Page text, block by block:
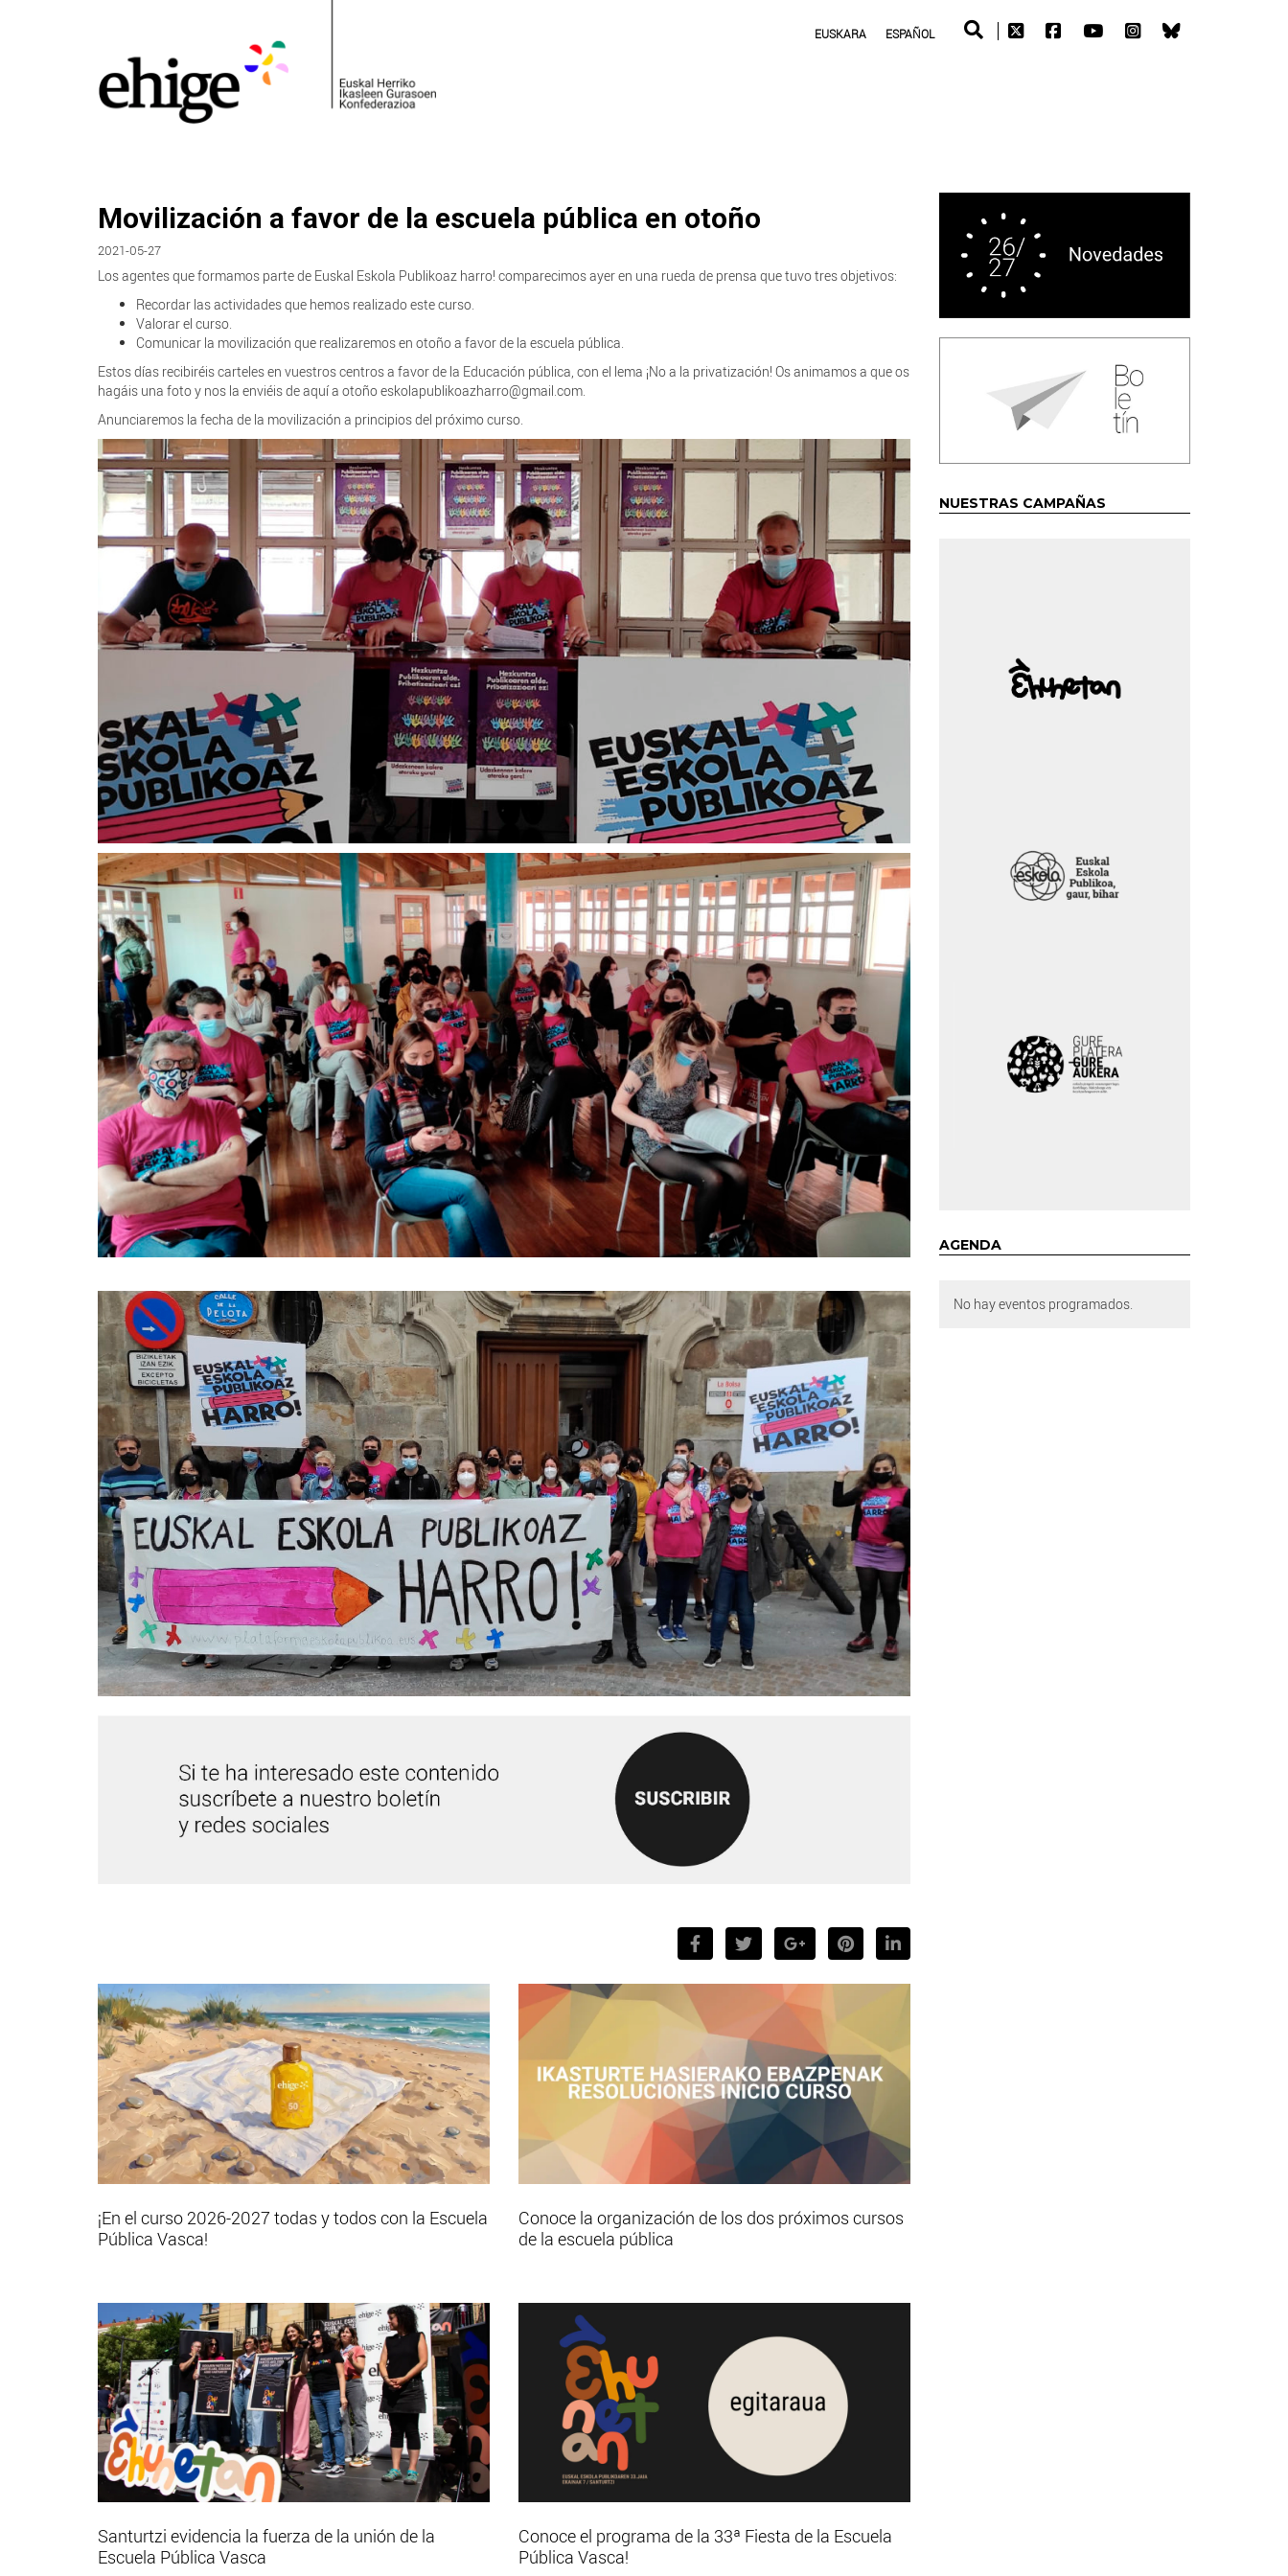
EUSKARA ESPAÑOL
Movilización a favor de la escuela pública en otoño
2021-05-27
Los agentes que formamos parte de Euskal Eskola Publikoaz harro! comparecimos ayer en una rueda de prensa que tuvo tres objetivos:
Recordar las actividades que hemos realizado este curso.
Valorar el curso.
Comunicar la movilización que realizaremos en otoño a favor de la escuela pública.
Estos días recibiréis carteles en vuestros centros a favor de la Educación pública, con el lema ¡No a la privatización! Os animamos a que os
hagáis una foto y nos la enviéis de aquí a otoño eskolapublikoazharro@gmail.com.
Anunciaremos la fecha de la movilización a principios del próximo curso.
¡En el curso 2026-2027 todas y todos con la Escuela
Pública Vasca!
Conoce la organización de los dos próximos cursos
de la escuela pública
Santurtzi evidencia la fuerza de la unión de la
Escuela Pública Vasca
Conoce el programa de la 33ª Fiesta de la Escuela
Pública Vasca!
NUESTRAS CAMPAÑAS
AGENDA
No hay eventos programados.